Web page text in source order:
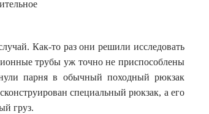
Как-то раз они решили исследовать
трубы уж точно не приспособлены
парня в обычный походный рюкзак
специальный рюкзак, а его
груз.